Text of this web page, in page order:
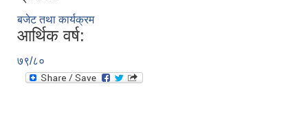
बजेट तथा कार्यक्रम
आर्थिक वर्ष:
७९/८०